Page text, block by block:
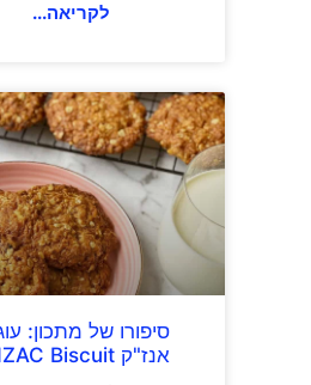
לקריאה...
סיפורו של מתכון:
אנז"ק ANZAC Biscuit